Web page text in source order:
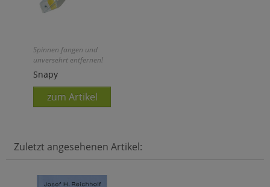
Spinnen fangen und
unversehrt entfernen!
Snapy
zum Artikel
Zuletzt angesehenen Artikel: